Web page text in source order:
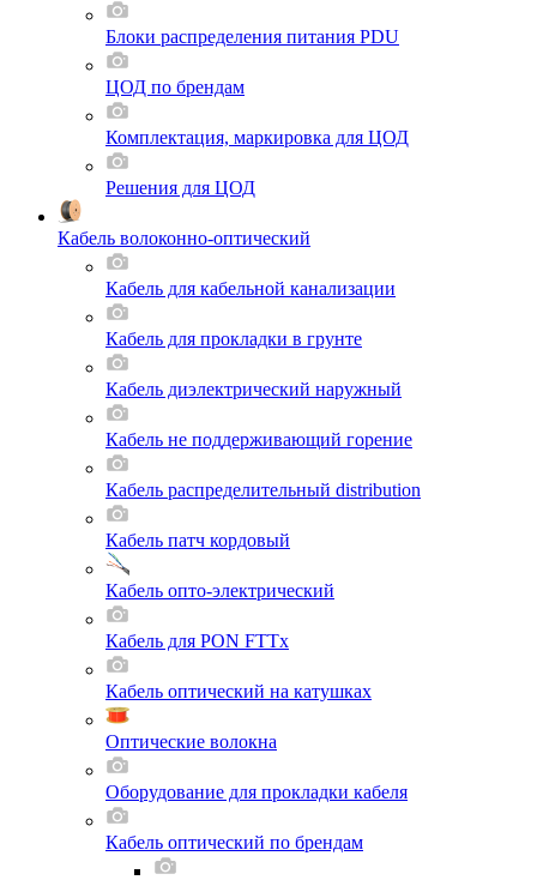
Блоки распределения питания PDU
ЦОД по брендам
Комплектация, маркировка для ЦОД
Решения для ЦОД
Кабель волоконно-оптический
Кабель для кабельной канализации
Кабель для прокладки в грунте
Кабель диэлектрический наружный
Кабель не поддерживающий горение
Кабель распределительный distribution
Кабель патч кордовый
Кабель опто-электрический
Кабель для PON FTTx
Кабель оптический на катушках
Оптические волокна
Оборудование для прокладки кабеля
Кабель оптический по брендам